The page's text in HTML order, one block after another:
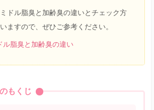
ドル脂臭と加齢臭の違いとチェック方
ますので、ぜひご参考ください。
ル脂臭と加齢臭の違い
もくじ